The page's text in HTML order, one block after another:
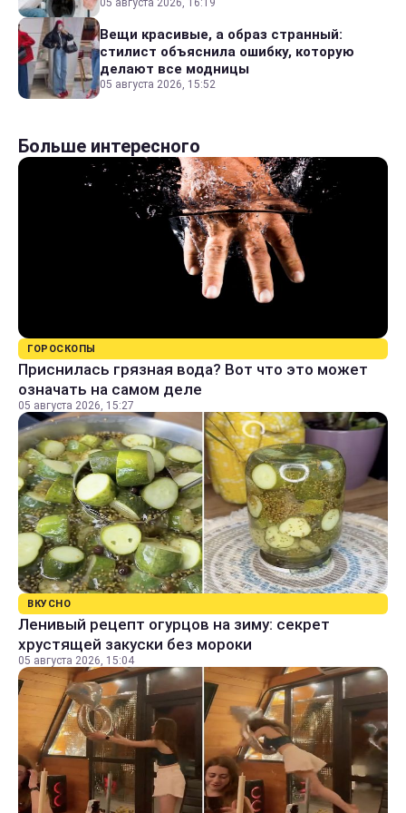
05 августа 2026, 16:19
Вещи красивые, а образ странный:
стилист объяснила ошибку, которую
делают все модницы
05 августа 2026, 15:52
Больше интересного
ГОРОСКОПЫ
Приснилась грязная вода? Вот что это может
означать на самом деле
05 августа 2026, 15:27
ВКУСНО
Ленивый рецепт огурцов на зиму: секрет
хрустящей закуски без мороки
05 августа 2026, 15:04